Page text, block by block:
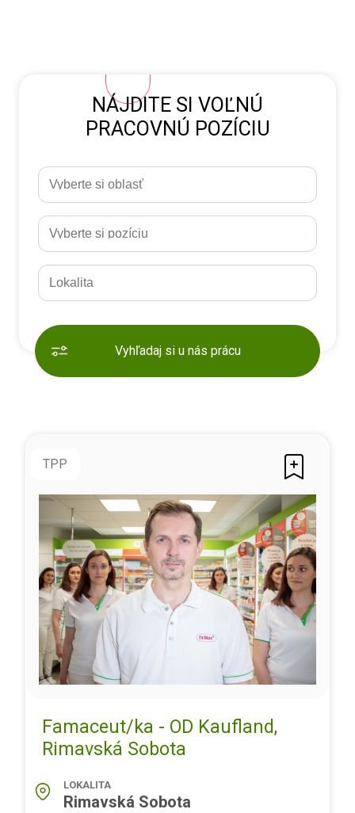
NÁJDITE SI VOĽNÚ
PRACOVNÚ POZÍCIU
Vyhľadaj si u nás prácu
TPP
Famaceut/ka - OD Kaufland,
Rimavská Sobota
LOKALITA
Rimavská Sobota